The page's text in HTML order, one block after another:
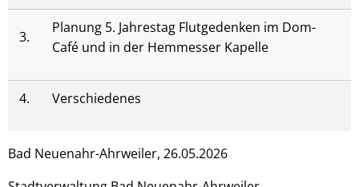
3.
Planung 5. Jahrestag Flutgedenken im Dom-
Café und in der Hemmesser Kapelle
4. Verschiedenes
Bad Neuenahr-Ahrweiler, 26.05.2026